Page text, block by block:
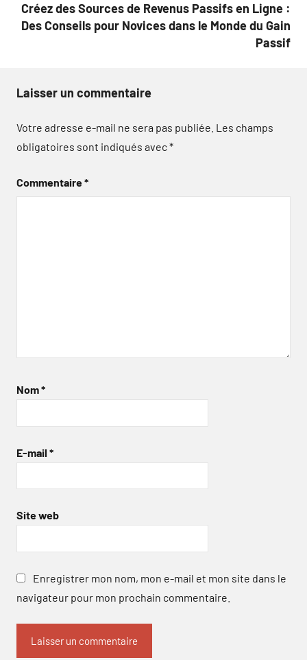
Créez des Sources de Revenus Passifs en Ligne :
Des Conseils pour Novices dans le Monde du Gain
Passif
Laisser un commentaire
Votre adresse e-mail ne sera pas publiée. Les champs
obligatoires sont indiqués avec*
Commentaire*
Nom*
E-mail *
Site web
Enregistrer mon nom, mon e-mail et mon site dans le
navigateur pour mon prochain commentaire.